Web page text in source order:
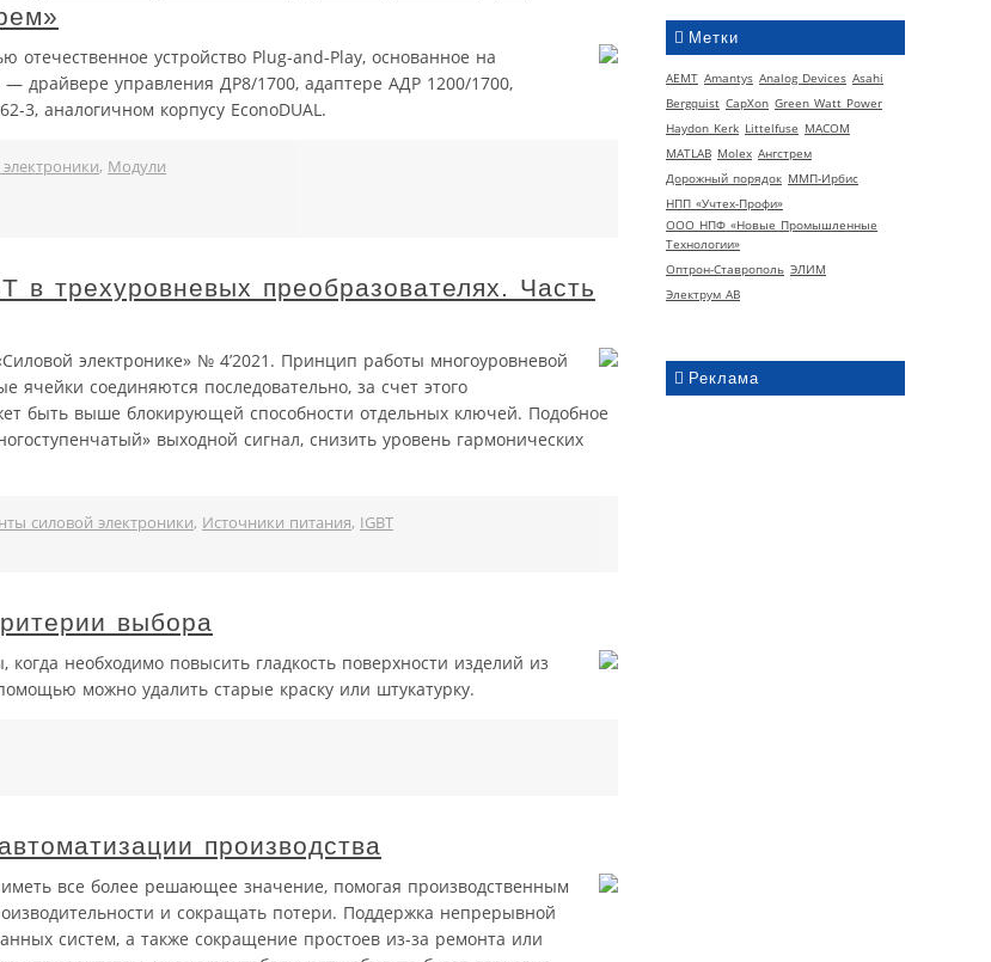
Метки
AEMT Amantys Analog Devices Asahi
Bergquist CapXon Green Watt Power
Haydon Kerk Littelfuse MACOM
MATLAB Molex Ангстрем
Дорожный порядок ММП-Ирбис
НПП «Учтех-Профи»
ООО НПФ «Новые Промышленные
Технологии»
Оптрон-Ставрополь ЭЛИМ
Электрум АВ
Реклама
отечественное устройство Plug-and-Play, основанное на
— драйвере управления ДР8/1700, адаптере АДР 1200/1700,
3, аналогичном корпусу EconoDUAL.
, Модули
в трехуровневых преобразователях. Часть
электронике» № 4’2021. Принцип работы многоуровневой
ячейки соединяются последовательно, за счет этого
быть выше блокирующей способности отдельных ключей. Подобное
выходной сигнал, снизить уровень гармонических
силовой электроники, Источники питания, IGBT
выбора
необходимо повысить гладкость поверхности изделий из
можно удалить старые краску или штукатурку.
производства
все более решающее значение, помогая производственным
и сокращать потери. Поддержка непрерывной
систем, а также сокращение простоев из-за ремонта или